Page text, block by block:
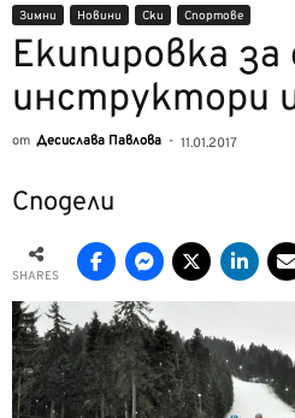
Зимни Новини Ски Спортове
Екипировка за
инструктори
от Десислава Павлова - 11.01.2017
Сподели
SHARES